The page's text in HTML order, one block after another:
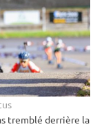
tremblé derrière la